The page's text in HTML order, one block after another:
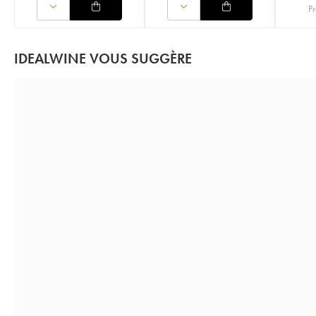
IDEALWINE VOUS SUGGÈRE